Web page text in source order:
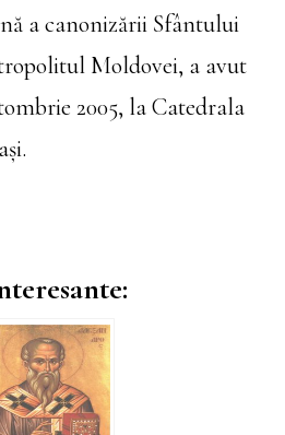
a canonizării Sfântului
Moldovei, a avut
2005, la Catedrala